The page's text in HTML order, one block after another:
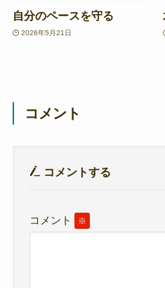
自分のペースを守る
2026年5月21日
コメント
コメントする
コメント ※